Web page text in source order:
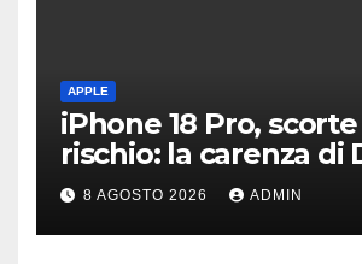
APPLE
iPhone 18 Pro, scorte
rischio: la carenza di
potrebbe far slittare
consegne
8 AGOSTO 2026 ADMIN